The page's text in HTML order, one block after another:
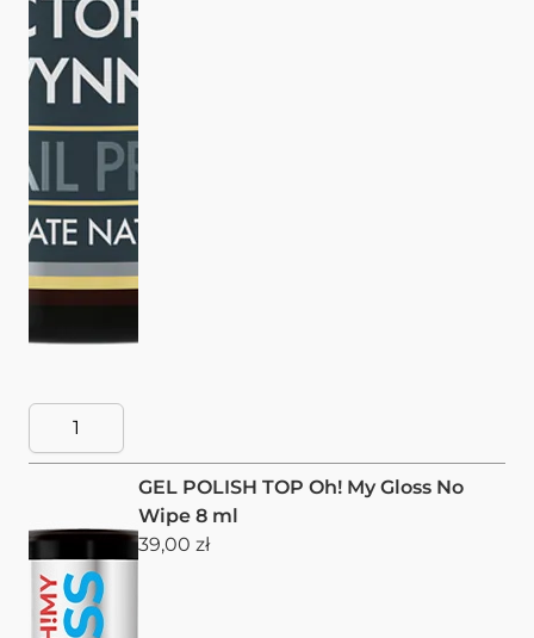
GEL POLISH TOP Oh! My Gloss No
Wipe 8 ml
39,00 zł